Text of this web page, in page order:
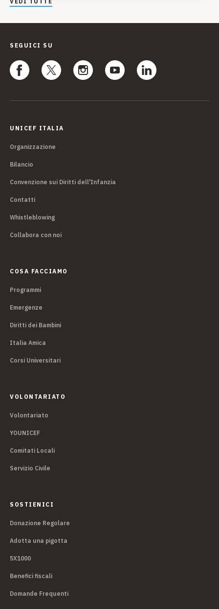
SEGUICI SU
UNICEF ITALIA
Organizzazione
Bilancio
Convenzione sui Diritti dell'Infanzia
Contatti
Whistleblowing
Collabora con noi
COSA FACCIAMO
Programmi
Emergenze
Diritti dei Bambini
Italia Amica
Corsi Universitari
VOLONTARIATO
Volontariato
YOUNICEF
Comitati Locali
Servizio Civile
SOSTIENICI
Donazione Regolare
Adotta una pigotta
5X1000
Benefici fiscali
Domande Frequenti